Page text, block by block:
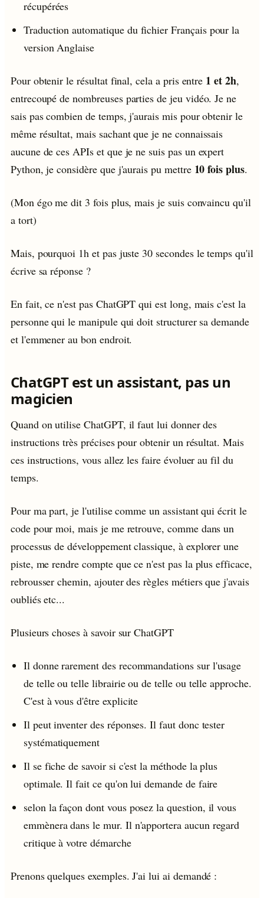
récupérées
Traduction automatique du fichier Français pour la
version Anglaise
Pour obtenir le résultat final, cela a pris entre 1 et 2h,
entrecoupé de nombreuses parties de jeu vidéo. Je ne
sais pas combien de temps, j'aurais mis pour obtenir le
même résultat, mais sachant que je ne connaissais
aucune de ces APIs et que je ne suis pas un expert
Python, je considère que j'aurais pu mettre 10 fois plus.
(Mon égo me dit 3 fois plus, mais je suis convaincu qu'il
a tort)
Mais, pourquoi 1h et pas juste 30 secondes le temps qu'il
écrive sa réponse ?
En fait, ce n'est pas ChatGPT qui est long, mais c'est la
personne qui le manipule qui doit structurer sa demande
et l'emmener au bon endroit.
ChatGPT est un assistant, pas un
magicien
Quand on utilise ChatGPT, il faut lui donner des
instructions très précises pour obtenir un résultat. Mais
ces instructions, vous allez les faire évoluer au fil du
temps.
Pour ma part, je l'utilise comme un assistant qui écrit le
code pour moi, mais je me retrouve, comme dans un
processus de développement classique, à explorer une
piste, me rendre compte que ce n'est pas la plus efficace,
rebrousser chemin, ajouter des règles métiers que j'avais
oubliés etc...
Plusieurs choses à savoir sur ChatGPT
Il donne rarement des recommandations sur l'usage
de telle ou telle librairie ou de telle ou telle approche.
C'est à vous d'être explicite
Il peut inventer des réponses. Il faut donc tester
systématiquement
Il se fiche de savoir si c'est la méthode la plus
optimale. Il fait ce qu'on lui demande de faire
selon la façon dont vous posez la question, il vous
emmènera dans le mur. Il n'apportera aucun regard
critique à votre démarche
Prenons quelques exemples. J'ai lui ai demandé :